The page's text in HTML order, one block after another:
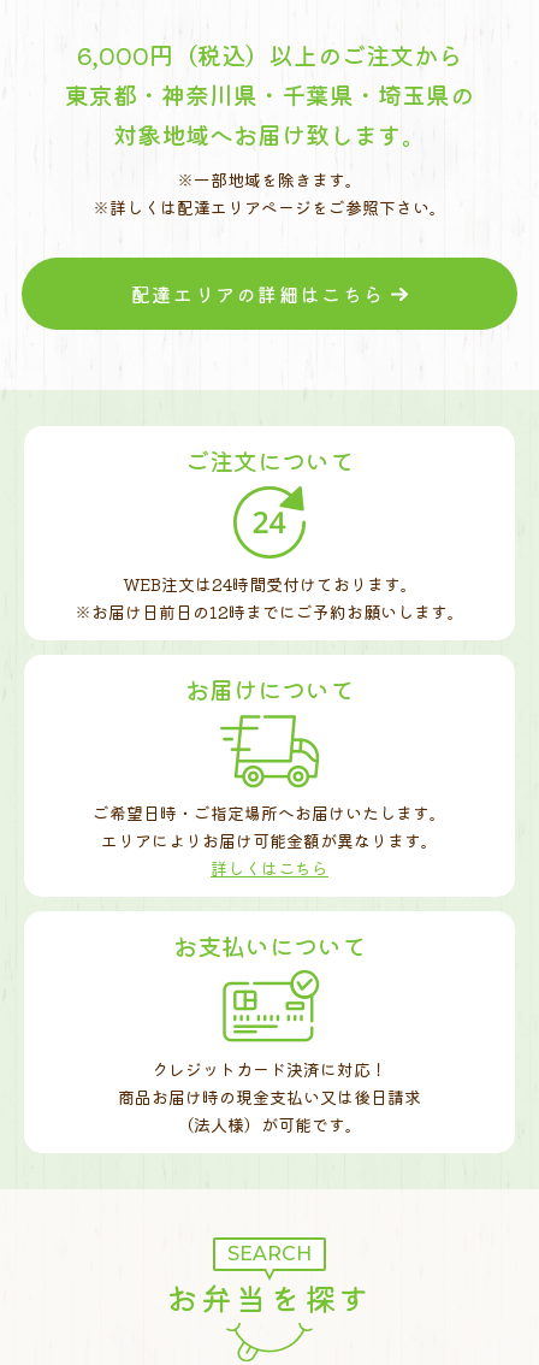
6,000円（税込）以上のご注文から
東京都・神奈川県・千葉県・埼玉県の
対象地域へお届け致します。
※一部地域を除きます。
※詳しくは配達エリアページをご参照下さい。
配達エリアの詳細はこちら
ご注文について
WEB注文は24時間受付けております。
※お届け日前日の12時までにご予約お願いします。
お届けについて
ご希望日時・ご指定場所へお届けいたします。
エリアによりお届け可能金額が異なります。
詳しくはこちら
お支払いについて
クレジットカード決済に対応！
商品お届け時の現金支払い又は後日請求
（法人様）が可能です。
SEARCH
お弁当を探す